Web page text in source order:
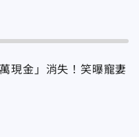
現金」消失！笑曝寵妻